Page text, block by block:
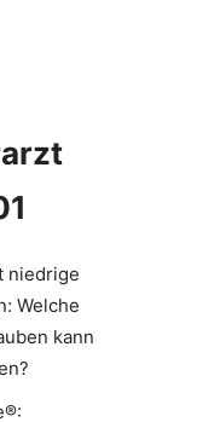
niedrige
Welche
kann